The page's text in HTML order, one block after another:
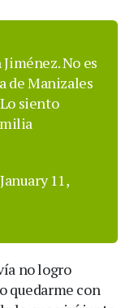
No es
de Manizales
siento
January 11,
no logro
quedarme con